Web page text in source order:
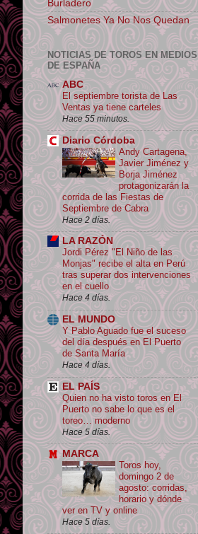
Burladero
Salmonetes Ya No Nos Quedan
NOTICIAS DE TOROS EN MEDIOS
DE ESPAÑA
ABC
El septiembre torista de Las
Ventas ya tiene carteles
Hace 55 minutos.
Diario Córdoba
Andy Cartagena,
Javier Jiménez y
Borja Jiménez
protagonizarán la
corrida de las Fiestas de
Septiembre de Cabra
Hace 2 días.
LA RAZÓN
Jordi Pérez "El Niño de las
Monjas" recibe el alta en Perú
tras superar dos intervenciones
en el cuello
Hace 4 días.
EL MUNDO
Y Pablo Aguado fue el suceso
del día después en El Puerto
de Santa María
Hace 4 días.
EL PAÍS
Quien no ha visto toros en El
Puerto no sabe lo que es el
toreo… moderno
Hace 5 días.
MARCA
Toros hoy,
domingo 2 de
agosto: corridas,
horario y dónde
ver en TV y online
Hace 5 días.